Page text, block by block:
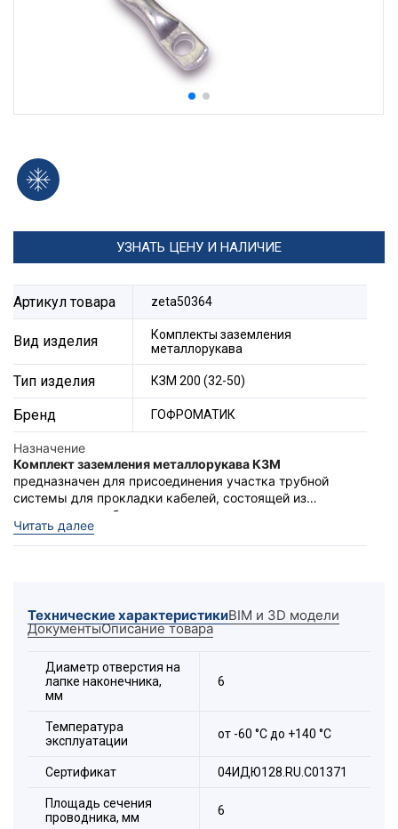
УЗНАТЬ ЦЕНУ И НАЛИЧИЕ
Артикул товара zeta50364
Вид изделия
Комплекты заземления
металлорукава
Тип изделия КЗМ 200 (32-50)
Бренд ГОФРОМАТИК
Назначение
Комплект заземления металлорукава КЗМ
предназначен для присоединения участка трубной
системы для прокладки кабелей, состоящей из
металлорукава без изоляционного покрытия, к
заземляющему устройству.
КЗМэто комплект, состоящий из пружины
-60 до +140 °С
Не требуется использование дополнительных
Проводник заземления в комплекте
Длина проводника на выбор
Читать далее
Технические характеристикиBIM и 3D модели
ДокументыОписание товара
Диаметр отверстия на
лапке наконечника,
мм
6
Температура
эксплуатации
от -60 °С до +140 °С
Сертификат 04ИДЮ128.RU.С01371
Площадь сечения
проводника, мм
6